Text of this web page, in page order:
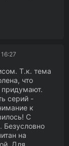
Т.к. тема
что
придумают.
серий -
к
С
на
Для